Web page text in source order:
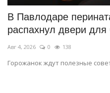
В Павлодаре
распахнул двери для
Авг 4, 2026 0 138
Горожанок ждут полезные